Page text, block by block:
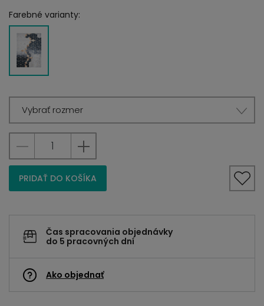
Farebné varianty:
Vybrať rozmer
PRIDAŤ DO KOŠÍKA
Čas spracovania objednávky
do 5 pracovných dní
Ako objednať